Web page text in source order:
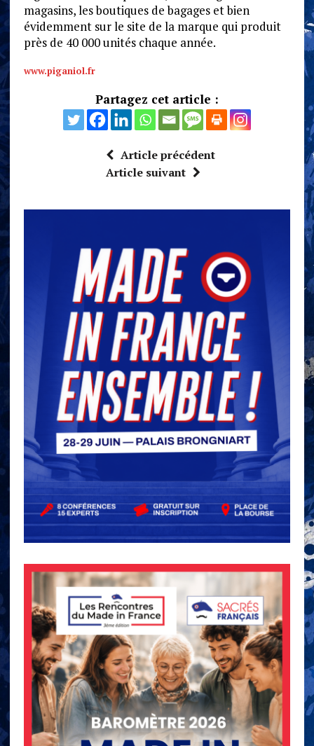
magasins, les boutiques de bagages et bien
évidemment sur le site de la marque qui produit
près de 40 000 unités chaque année.
www.piganiol.fr
Partagez cet article :
Article précédent
Article suivant